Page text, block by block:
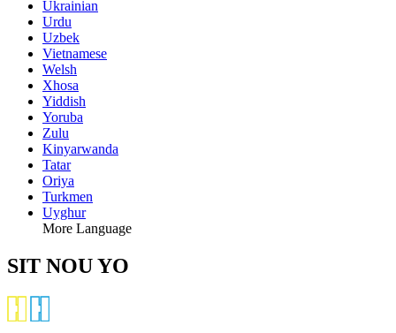
Ukrainian
Urdu
Uzbek
Vietnamese
Welsh
Xhosa
Yiddish
Yoruba
Zulu
Kinyarwanda
Tatar
Oriya
Turkmen
Uyghur
More Language
SIT NOU YO